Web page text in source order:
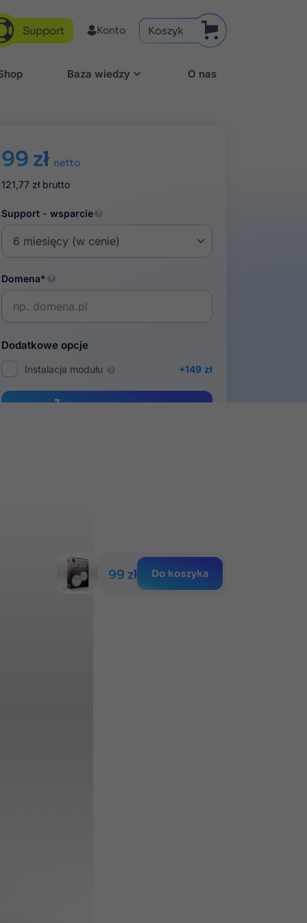
Support Konto Koszyk
Baza wiedzy O nas
99 zł netto
121,77 zł brutto
Support - wsparcie
Domena*
Dodatkowe opcje
Instalacja modułu +149 zł
Dodaj do koszyka
99 zł Do koszyka
sklepu, lub wyświetlimy dowolny tekst.
wstawić atrakcyjną treść czy też